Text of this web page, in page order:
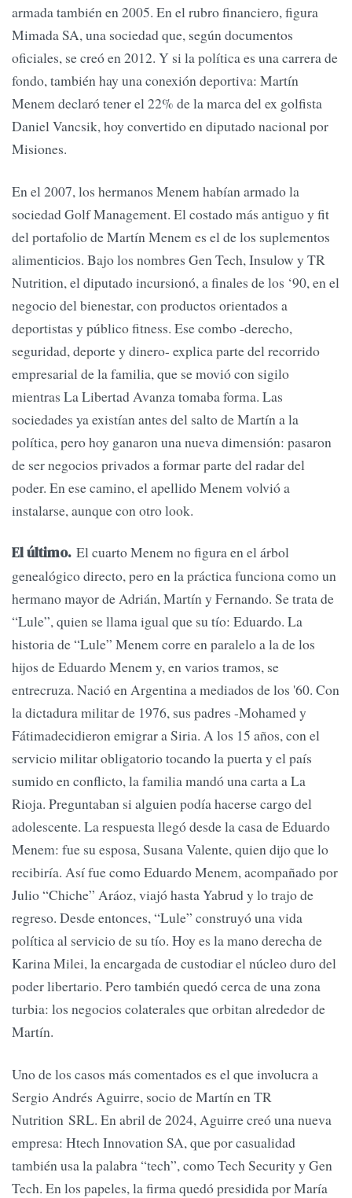
armada también en 2005. En el rubro financiero, figura
Mimada SA, una sociedad que, según documentos
oficiales, se creó en 2012. Y si la política es una carrera de
fondo, también hay una conexión deportiva: Martín
Menem declaró tener el 22% de la marca del ex golfista
Daniel Vancsik, hoy convertido en diputado nacional por
Misiones.
En el 2007, los hermanos Menem habían armado la
sociedad Golf Management. El costado más antiguo y fit
del portafolio de Martín Menem es el de los suplementos
alimenticios. Bajo los nombres Gen Tech, Insulow y TR
Nutrition, el diputado incursionó, a finales de los ‘90, en el
negocio del bienestar, con productos orientados a
deportistas y público fitness. Ese combo -derecho,
seguridad, deporte y dinero- explica parte del recorrido
empresarial de la familia, que se movió con sigilo
mientras La Libertad Avanza tomaba forma. Las
sociedades ya existían antes del salto de Martín a la
política, pero hoy ganaron una nueva dimensión: pasaron
de ser negocios privados a formar parte del radar del
poder. En ese camino, el apellido Menem volvió a
instalarse, aunque con otro look.
El último. El cuarto Menem no figura en el árbol
genealógico directo, pero en la práctica funciona como un
hermano mayor de Adrián, Martín y Fernando. Se trata de
“Lule”, quien se llama igual que su tío: Eduardo. La
historia de “Lule” Menem corre en paralelo a la de los
hijos de Eduardo Menem y, en varios tramos, se
entrecruza. Nació en Argentina a mediados de los '60. Con
la dictadura militar de 1976, sus padres -Mohamed y
Fátimadecidieron emigrar a Siria. A los 15 años, con el
servicio militar obligatorio tocando la puerta y el país
sumido en conflicto, la familia mandó una carta a La
Rioja. Preguntaban si alguien podía hacerse cargo del
adolescente. La respuesta llegó desde la casa de Eduardo
Menem: fue su esposa, Susana Valente, quien dijo que lo
recibiría. Así fue como Eduardo Menem, acompañado por
Julio “Chiche” Aráoz, viajó hasta Yabrud y lo trajo de
regreso. Desde entonces, “Lule” construyó una vida
política al servicio de su tío. Hoy es la mano derecha de
Karina Milei, la encargada de custodiar el núcleo duro del
poder libertario. Pero también quedó cerca de una zona
turbia: los negocios colaterales que orbitan alrededor de
Martín.
Uno de los casos más comentados es el que involucra a
Sergio Andrés Aguirre, socio de Martín en TR
Nutrition SRL. En abril de 2024, Aguirre creó una nueva
empresa: Htech Innovation SA, que por casualidad
también usa la palabra “tech”, como Tech Security y Gen
Tech. En los papeles, la firma quedó presidida por María